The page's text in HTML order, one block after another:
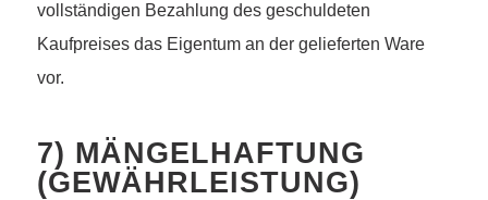
vollständigen Bezahlung des geschuldeten
Kaufpreises das Eigentum an der gelieferten Ware
vor.
7) MÄNGELHAFTUNG
(GEWÄHRLEISTUNG)